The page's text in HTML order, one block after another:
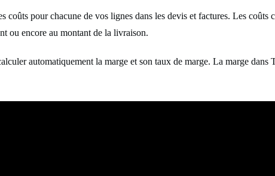
coûts pour chacune de vos lignes dans les devis et factures. Les
ou encore au montant de la livraison.
automatiquement la marge et son taux de marge. La marge